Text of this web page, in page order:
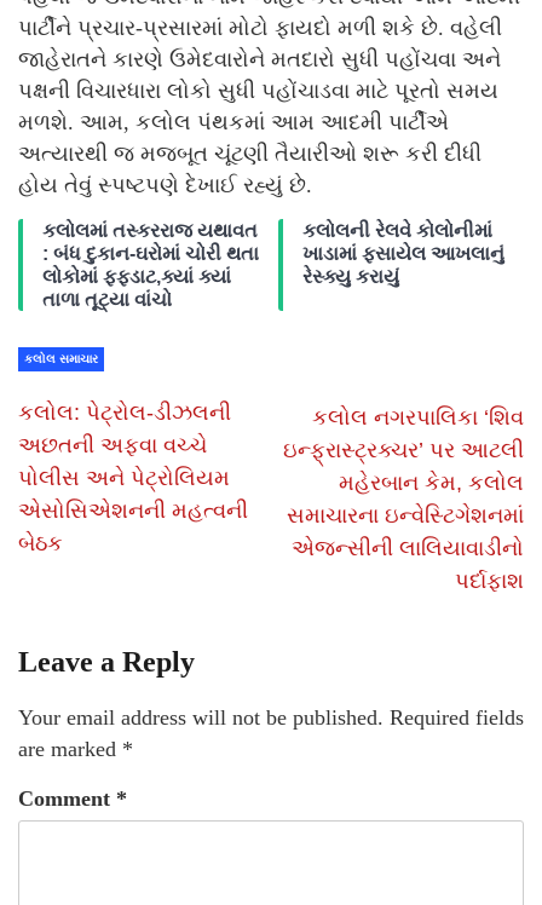
પાર્ટીને પ્રચાર-પ્રસારમાં મોટો ફાયદો મળી શકે છે. વહેલી
જાહેરાતને કારણે ઉમેદવારોને મતદારો સુધી પહોંચવા અને
પક્ષની વિચારધારા લોકો સુધી પહોંચાડવા માટે પૂરતો સમય
મળશે. આમ, કલોલ પંથકમાં આમ આદમી પાર્ટીએ
અત્યારથી જ મજબૂત ચૂંટણી તૈયારીઓ શરૂ કરી દીધી
હોય તેવું સ્પષ્ટપણે દેખાઈ રહ્યું છે.
કલોલમાં તસ્કરરાજ યથાવત
: બંધ દુકાન-ઘરોમાં ચોરી થતા
લોકોમાં ફફડાટ,ક્યાં ક્યાં
તાળા તૂટ્યા વાંચો
કલોલની રેલવે કોલોનીમાં
ખાડામાં ફસાયેલ આખલાનું
રેસ્ક્યુ કરાયું
કલોલ સમાચાર
કલોલ: પેટ્રોલ-ડીઝલની
અછતની અફવા વચ્ચે
પોલીસ અને પેટ્રોલિયમ
એસોસિએશનની મહત્વની
બેઠક
કલોલ નગરપાલિકા ‘શિવ
ઇન્ફ્રાસ્ટ્રક્ચર’ પર આટલી
મહેરબાન કેમ, કલોલ
સમાચારના ઇન્વેસ્ટિગેશનમાં
એજન્સીની લાલિયાવાડીનો
પર્દાફાશ
Leave a Reply
Your email address will not be published. Required fields
are marked *
Comment *